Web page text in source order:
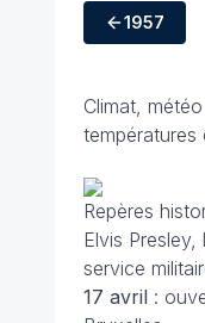
1957
Climat,
températures
Repères
Elvis
service
17 avril :